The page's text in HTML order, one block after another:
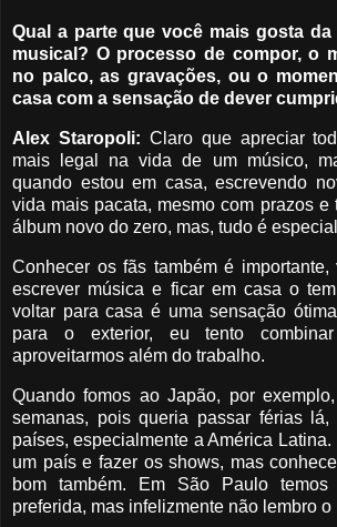
Qual a parte que você mais gosta
musical? O processo de compor, o
no palco, as gravações, ou o
casa com a sensação de dever
Alex Staropoli: Claro que apreciar
mais legal na vida de um músico,
quando estou em casa, escrevendo
vida mais pacata, mesmo com prazos e
álbum novo do zero, mas, tudo é
Conhecer os fãs também é
escrever música e ficar em casa o
voltar para casa é uma sensação
para o exterior, eu tento
aproveitarmos além do trabalho.
Quando fomos ao Japão, por
semanas, pois queria passar férias
países, especialmente a América
um país e fazer os shows, mas
bom também. Em São Paulo temos
preferida, mas infelizmente não lembro o